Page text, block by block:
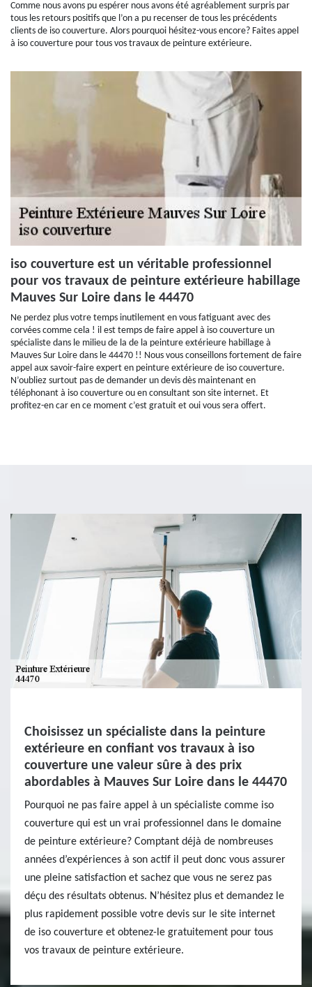
Comme nous avons pu espérer nous avons été agréablement surpris par
tous les retours positifs que l’on a pu recenser de tous les précédents
clients de iso couverture. Alors pourquoi hésitez-vous encore? Faites appel
à iso couverture pour tous vos travaux de peinture extérieure.
iso couverture est un véritable professionnel
pour vos travaux de peinture extérieure habillage
Mauves Sur Loire dans le 44470
Ne perdez plus votre temps inutilement en vous fatiguant avec des
corvées comme cela ! il est temps de faire appel à iso couverture un
spécialiste dans le milieu de la de la peinture extérieure habillage à
Mauves Sur Loire dans le 44470 !! Nous vous conseillons fortement de faire
appel aux savoir-faire expert en peinture extérieure de iso couverture.
N’oubliez surtout pas de demander un devis dès maintenant en
téléphonant à iso couverture ou en consultant son site internet. Et
profitez-en car en ce moment c’est gratuit et oui vous sera offert.
Choisissez un spécialiste dans la peinture
extérieure en confiant vos travaux à iso
couverture une valeur sûre à des prix
abordables à Mauves Sur Loire dans le 44470
Pourquoi ne pas faire appel à un spécialiste comme iso
couverture qui est un vrai professionnel dans le domaine
de peinture extérieure? Comptant déjà de nombreuses
années d’expériences à son actif il peut donc vous assurer
une pleine satisfaction et sachez que vous ne serez pas
déçu des résultats obtenus. N’hésitez plus et demandez le
plus rapidement possible votre devis sur le site internet
de iso couverture et obtenez-le gratuitement pour tous
vos travaux de peinture extérieure.